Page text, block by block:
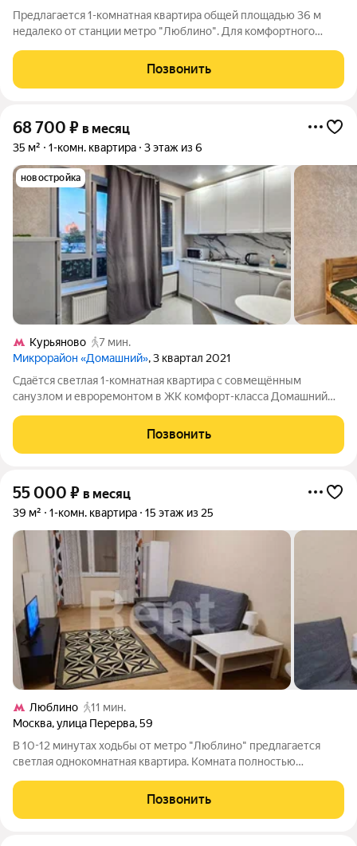
Предлагается 1-комнатная квартира общей площадью 36 м
недалеко от станции метро "Люблино". Для комфортного
Кухонный гарнитур оснащен посудомоечной машиной,
духовой печью. Из дополнительных
Позвонить
68 700 ₽ в месяц
35 м² 1-комн. квартира 3 этаж из 6
новостройка
Курьяново
7 мин.
Микрорайон «Домашний», 3 квартал 2021
Сдаётся светлая 1-комнатная квартира с совмещённым
санузлом и евроремонтом в ЖK комфорт-класса Домашний
Отличный вариант для одного-четырёх человек или семьи с
Позвонить
55 000 ₽ в месяц
39 м² 1-комн. квартира 15 этаж из 25
Люблино
11 мин.
Москва,улица Перерва,59
В 10-12 минутах ходьбы от метро "Люблино" предлагается
светлая однокомнатная квартира. Комната полностью
вместительных шкафов, рабочее место, а для интересного
досуга - телевизор. Кухня оснащена
Позвонить